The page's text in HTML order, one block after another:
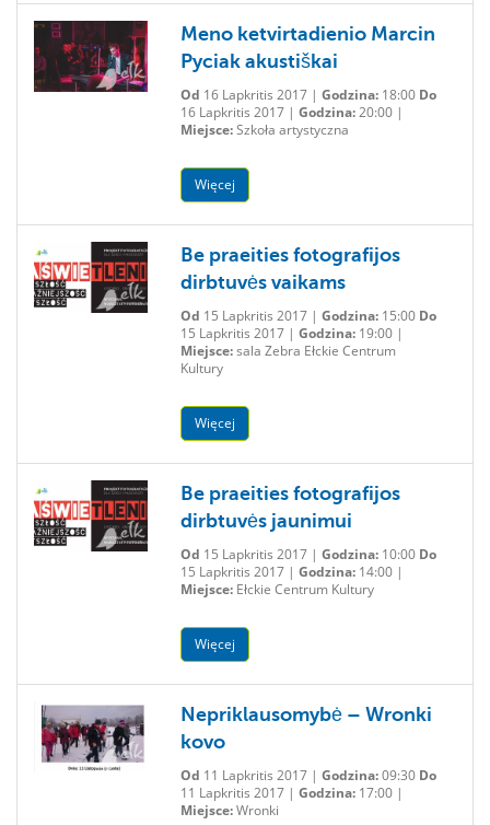
Meno ketvirtadienio Marcin
Pyciak akustiškai
Od 16 Lapkritis 2017 | Godzina:18:00 Do
16 Lapkritis 2017 | Godzina:20:00 |
Miejsce:Szkoła artystyczna
Więcej
Be praeities fotografijos
dirbtuvės vaikams
Od 15 Lapkritis 2017 | Godzina:15:00 Do
15 Lapkritis 2017 | Godzina:19:00 |
Miejsce:sala Zebra Ełckie Centrum
Kultury
Więcej
Be praeities fotografijos
dirbtuvės jaunimui
Od 15 Lapkritis 2017 | Godzina:10:00 Do
15 Lapkritis 2017 | Godzina:14:00 |
Miejsce:Ełckie Centrum Kultury
Więcej
Nepriklausomybė – Wronki
kovo
Od 11 Lapkritis 2017 | Godzina:09:30 Do
11 Lapkritis 2017 | Godzina:17:00 |
Miejsce:Wronki